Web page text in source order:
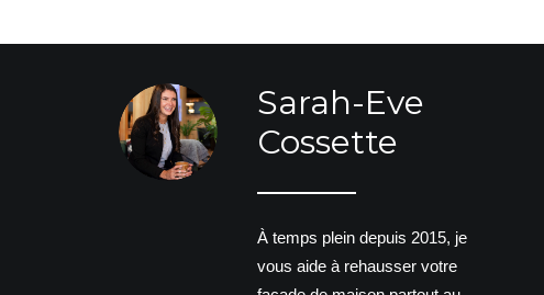
Sarah-Eve
Cossette
À temps plein depuis 2015, je
vous aide à rehausser votre